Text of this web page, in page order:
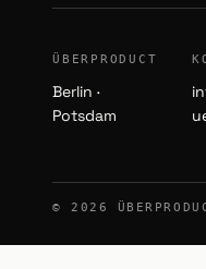
ÜBERPRODUCT
Berlin ·
Potsdam
© 2026